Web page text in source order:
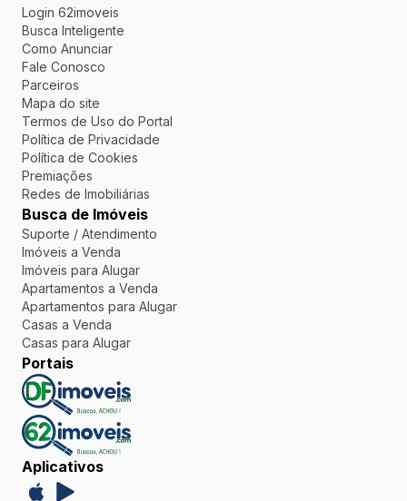
Login 62imoveis
Busca Inteligente
Como Anunciar
Fale Conosco
Parceiros
Mapa do site
Termos de Uso do Portal
Política de Privacidade
Política de Cookies
Premiações
Redes de Imobiliárias
Busca de Imóveis
Suporte / Atendimento
Imóveis a Venda
Imóveis para Alugar
Apartamentos a Venda
Apartamentos para Alugar
Casas a Venda
Casas para Alugar
Portais
Aplicativos